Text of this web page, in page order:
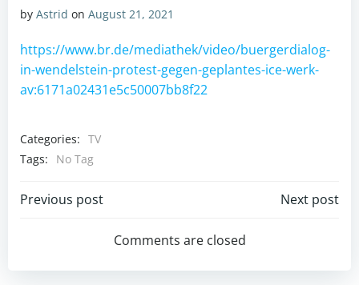
by Astrid on August 21, 2021
https://www.br.de/mediathek/video/buergerdialog-
in-wendelstein-protest-gegen-geplantes-ice-werk-
av:6171a02431e5c50007bb8f22
Categories: TV
Tags:
No Tag
Post
navigation
Previous post
navigation
Next post
Comments are closed